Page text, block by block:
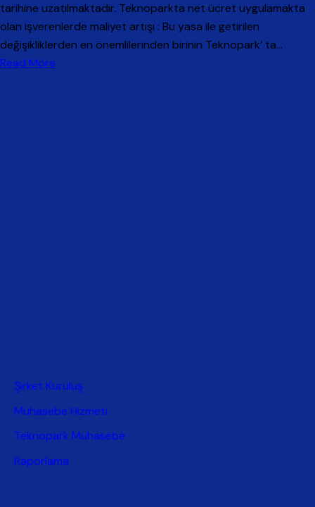
tarihine uzatılmaktadır. Teknoparkta net ücret uygulamakta
olan işverenlerde maliyet artışı : Bu yasa ile getirilen
değişikliklerden en önemlilerinden birinin Teknopark’ ta…
Read More
Şirket Kuruluş
Muhasebe Hizmeti
Teknopark Muhasebe
Raporlama